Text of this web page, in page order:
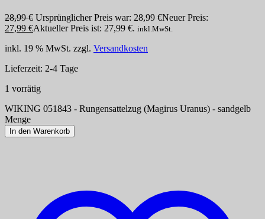
28,99€ Ursprünglicher Preis war: 28,99 €Neuer Preis:
27,99 €Aktueller Preis ist: 27,99 €. inkl.MwSt.
inkl. 19 % MwSt. zzgl. Versandkosten
Lieferzeit: 2-4 Tage
1 vorrätig
WIKING 051843 - Rungensattelzug (Magirus Uranus) - sandgelb
Menge
In den Warenkorb